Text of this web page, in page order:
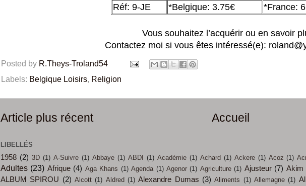
Réf: 9-JE
*Belgique: 3.75€ *France:
Vous souhaitez l’acquérir ou en savoir
Contactez moi si vous êtes intéressé(e):
Posted by R.Theys-Troland54
Labels: Belgique Loisirs, Religion
Article plus récent Accueil
LIBELLÉS
1958 (2) 3D (1) A-Suivre (1) Abbaye (1) ABDI (1) Académie (1) Achard (1) Ackere (1) Acoz (1)
Adultes (23) Afrique (4) Aga Khans (1) Agenda (1) Agenor (1) Agriculture (1) Ajusteur (7) Akim
ALBUM SPIROU (2) Alcott (1) Aldred (1) Alexandre Dumas (3) Aliments (1) Allemagne (1)